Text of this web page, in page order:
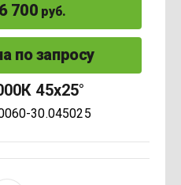
700 руб.
по запросу
45x25°
30.045025